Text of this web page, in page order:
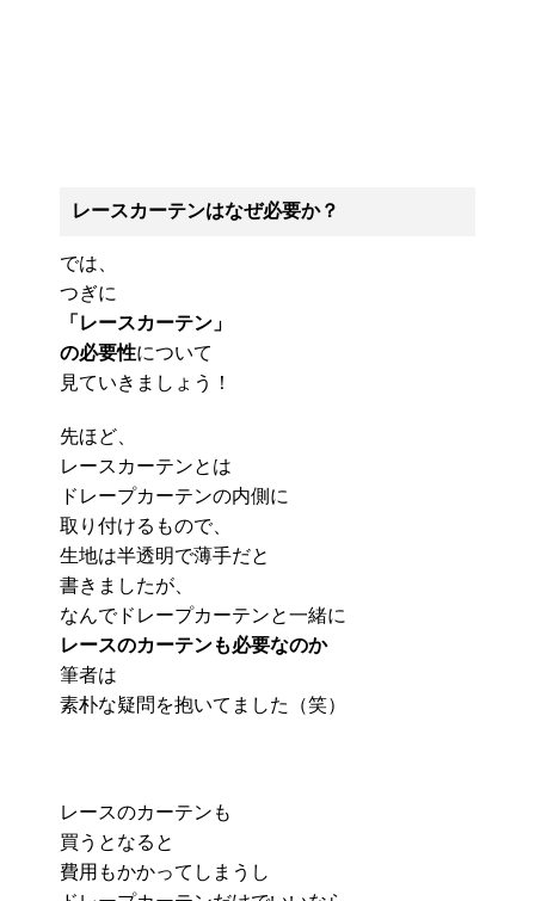
レースカーテンはなぜ必要か？
では、
つぎに
「レースカーテン」
の必要性について
見ていきましょう！
先ほど、
レースカーテンとは
ドレープカーテンの内側に
取り付けるもので、
生地は半透明で薄手だと
書きましたが、
なんでドレープカーテンと一緒に
レースのカーテンも必要なのか
筆者は
素朴な疑問を抱いてました（笑）
レースのカーテンも
買うとなると
費用もかかってしまうし